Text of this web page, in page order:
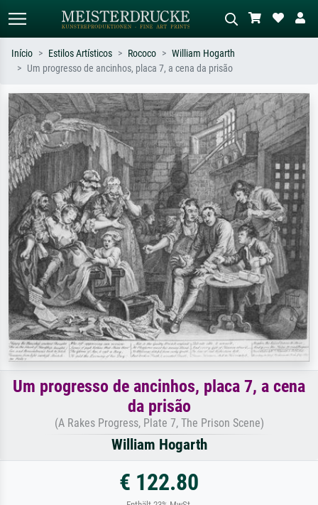
Pesquise por artista, título ou estilo –
ex: Monet, Noite Estrelada,
impressionismo, onda de Hokusai, nu.
Descreva a cena – ex: prado verde,
abstrato com muito vermelho, pintura
a óleo escura, nu em pé ao lado de
uma árvore.
Início Estilos Artísticos Rococo
William Hogarth
Um progresso de ancinhos, placa 7, a cena da prisão
Um progresso de ancinhos, placa 7, a cena
da prisão
(A Rakes Progress, Plate 7, The Prison Scene)
William Hogarth
€ 122.80